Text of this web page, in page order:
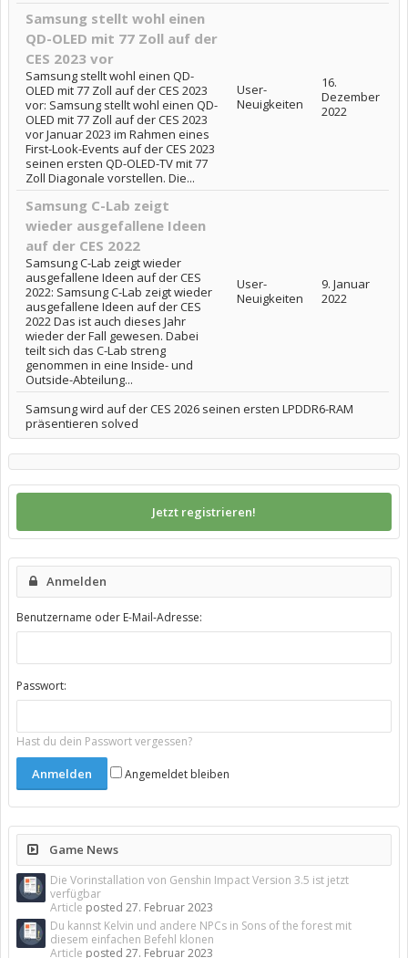
Samsung stellt wohl einen
QD-OLED mit 77 Zoll auf der
CES 2023 vor
Samsung stellt wohl einen QD-
OLED mit 77 Zoll auf der CES 2023
vor: Samsung stellt wohl einen QD-
OLED mit 77 Zoll auf der CES 2023
vor Januar 2023 im Rahmen eines
First-Look-Events auf der CES 2023
seinen ersten QD-OLED-TV mit 77
Zoll Diagonale vorstellen. Die...
User-
Neuigkeiten
16.
Dezember
2022
Samsung C-Lab zeigt
wieder ausgefallene Ideen
auf der CES 2022
Samsung C-Lab zeigt wieder
ausgefallene Ideen auf der CES
2022: Samsung C-Lab zeigt wieder
ausgefallene Ideen auf der CES
2022 Das ist auch dieses Jahr
wieder der Fall gewesen. Dabei
teilt sich das C-Lab streng
genommen in eine Inside- und
Outside-Abteilung...
User-
Neuigkeiten
9. Januar
2022
Samsung wird auf der CES 2026 seinen ersten LPDDR6-RAM
präsentieren solved
Jetzt registrieren!
Anmelden
Benutzername oder E-Mail-Adresse:
Passwort:
Hast du dein Passwort vergessen?
Angemeldet bleiben
Game News
Die Vorinstallation von Genshin Impact Version 3.5 ist jetzt
verfügbar
Article posted 27. Februar 2023
Du kannst Kelvin und andere NPCs in Sons of the forest mit
diesem einfachen Befehl klonen
Article posted 27. Februar 2023